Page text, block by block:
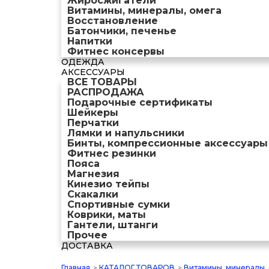
Витамины, минералы, омега
Восстановление
Батончики, печенье
Напитки
Фитнес консервы
ОДЕЖДА
АКСЕССУАРЫ
ВСЕ ТОВАРЫ
РАСПРОДАЖА
Подарочные сертификаты
Шейкеры
Перчатки
Лямки и напульсники
Бинты, компрессионные аксессуары
Фитнес резинки
Пояса
Магнезия
Кинезио тейпы
Скакалки
Спортивные сумки
Коврики, маты
Гантели, штанги
Прочее
ДОСТАВКА